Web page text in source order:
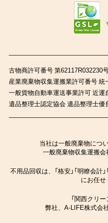
古物商許可番号 第62117R032230
産業廃棄物収集運搬業許可番号 統
一般貨物自動車運送事業許可 近運
遺品整理士認定協会 遺品整理士優
当社は一般廃棄物につ
一般廃棄物収集運搬
不用品回収は、「格安」「明瞭会計
にお任せ
「関西クリ
弊社、A-LIFE株式会